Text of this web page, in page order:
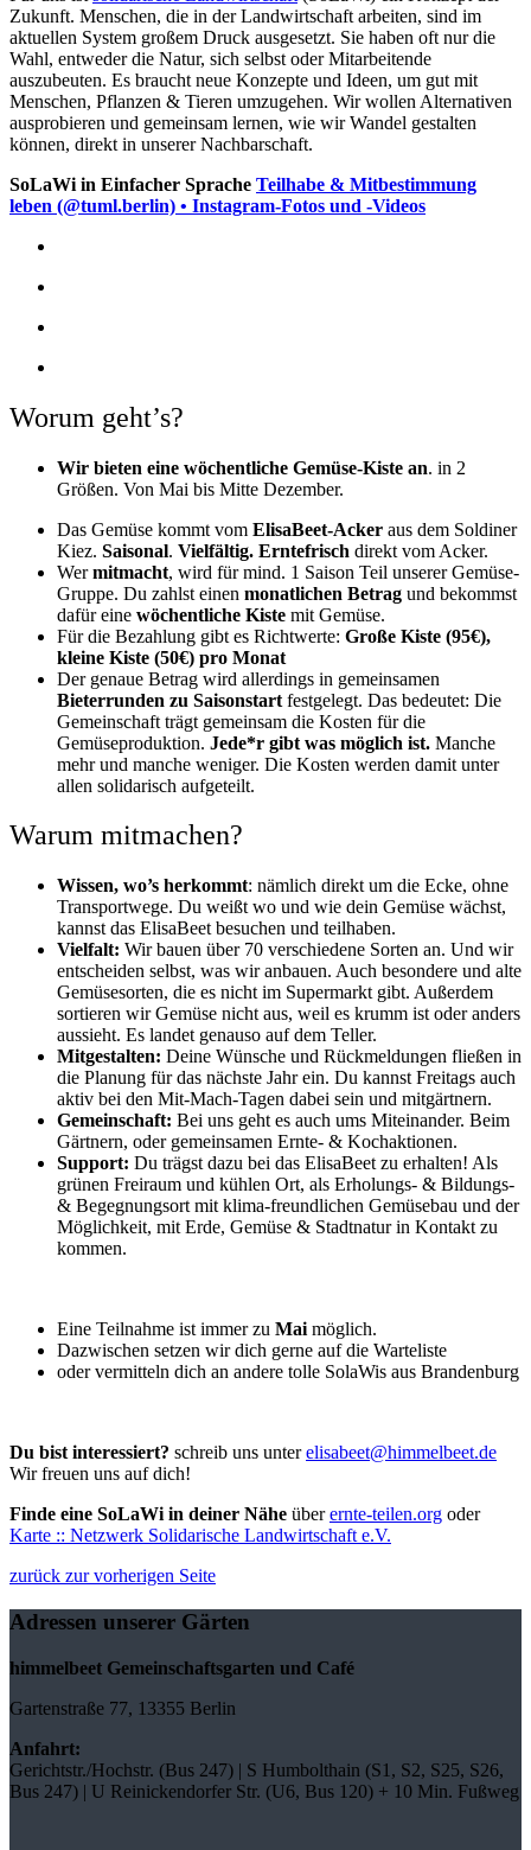
Zukunft. Menschen, die in der Landwirtschaft arbeiten, sind im
aktuellen System großem Druck ausgesetzt. Sie haben oft nur die
Wahl, entweder die Natur, sich selbst oder Mitarbeitende
auszubeuten. Es braucht neue Konzepte und Ideen, um gut mit
Menschen, Pflanzen & Tieren umzugehen. Wir wollen Alternativen
ausprobieren und gemeinsam lernen, wie wir Wandel gestalten
können, direkt in unserer Nachbarschaft.
SoLaWi in Einfacher Sprache Teilhabe & Mitbestimmung
leben (@tuml.berlin) • Instagram-Fotos und -Videos
Worum geht’s?
Wir bieten eine wöchentliche Gemüse-Kiste an. in 2
Größen. Von Mai bis Mitte Dezember.
Das Gemüse kommt vom ElisaBeet-Acker aus dem Soldiner
Kiez. Saisonal. Vielfältig. Erntefrisch direkt vom Acker.
Wermitmacht, wird für mind. 1 Saison Teil unserer Gemüse-
Gruppe. Du zahlst einen monatlichen Betrag und bekommst
dafür eine wöchentliche Kiste mit Gemüse.
Für die Bezahlung gibt es Richtwerte: Große Kiste (95€),
kleine Kiste (50€) pro Monat
Der genaue Betrag wird allerdings in gemeinsamen
Bieterrunden zu Saisonstart festgelegt. Das bedeutet: Die
Gemeinschaft trägt gemeinsam die Kosten für die
Gemüseproduktion. Jede*r gibt was möglich ist. Manche
mehr und manche weniger. Die Kosten werden damit unter
allen solidarisch aufgeteilt.
Warum mitmachen?
Wissen, wo’s herkommt: nämlich direkt um die Ecke, ohne
Transportwege. Du weißt wo und wie dein Gemüse wächst,
kannst das ElisaBeet besuchen und teilhaben.
Vielfalt: Wir bauen über 70 verschiedene Sorten an. Und wir
entscheiden selbst, was wir anbauen. Auch besondere und alte
Gemüsesorten, die es nicht im Supermarkt gibt. Außerdem
sortieren wir Gemüse nicht aus, weil es krumm ist oder anders
aussieht. Es landet genauso auf dem Teller.
Mitgestalten: Deine Wünsche und Rückmeldungen fließen in
die Planung für das nächste Jahr ein. Du kannst Freitags auch
aktiv bei den Mit-Mach-Tagen dabei sein und mitgärtnern.
Gemeinschaft: Bei uns geht es auch ums Miteinander. Beim
Gärtnern, oder gemeinsamen Ernte- & Kochaktionen.
Support: Du trägst dazu bei das ElisaBeet zu erhalten! Als
grünen Freiraum und kühlen Ort, als Erholungs- & Bildungs-
& Begegnungsort mit klima-freundlichen Gemüsebau und der
Möglichkeit, mit Erde, Gemüse & Stadtnatur in Kontakt zu
kommen.
Eine Teilnahme ist immer zu Mai möglich.
Dazwischen setzen wir dich gerne auf die Warteliste
oder vermitteln dich an andere tolle SolaWis aus Brandenburg
Du bist interessiert? schreib uns unterelisabeet@himmelbeet.de
Wir freuen uns auf dich!
Finde eine SoLaWi in deiner Nähe überernte-teilen.org oder
Karte :: Netzwerk Solidarische Landwirtschaft e.V.
zurück zur vorherigen Seite
Adressen unserer Gärten
himmelbeet Gemeinschaftsgarten und Café
Gartenstraße 77, 13355 Berlin
Anfahrt:
Gerichtstr./Hochstr. (Bus 247) | S Humbolthain (S1, S2, S25, S26,
Bus 247) | U Reinickendorfer Str. (U6, Bus 120) + 10 Min. Fußweg